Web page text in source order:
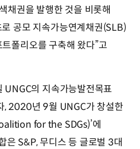
채권을 발행한 것을 비롯해
공모 지속가능연계채권(SLB)
폴리오를 구축해 왔다”고
UNGC의 지속가능발전목표
, 2020년 9월 UNGC가 창설한
for the SDGs)’에
은 S&P, 무디스 등 글로벌 3대